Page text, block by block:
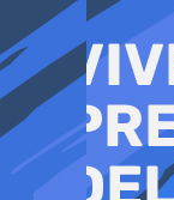
al
contenido